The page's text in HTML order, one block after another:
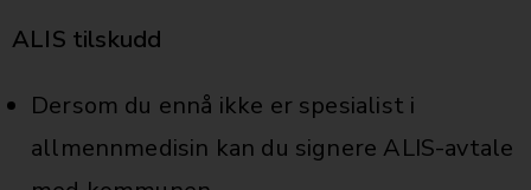
ALIS tilskudd
Dersom du ennå ikke er spesialist i
allmennmedisin kan du signere ALIS-avtale